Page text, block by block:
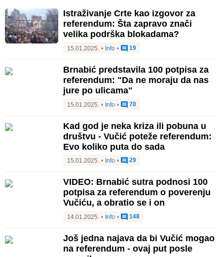
Istraživanje Crte kao izgovor za
referendum: Šta zapravo znači
velika podrška blokadama?
15.01.2025. • Info • 19
Brnabić predstavila 100 potpisa za
referendum: "Da ne moraju da nas
jure po ulicama"
15.01.2025. • Info • 70
Kad god je neka kriza ili pobuna u
društvu - Vučić poteže referendum:
Evo koliko puta do sada
15.01.2025. • Info • 29
VIDEO: Brnabić sutra podnosi 100
potpisa za referendum o poverenju
Vučiću, a obratio se i on
14.01.2025. • Info • 148
Još jedna najava da bi Vučić mogao
na referendum - ovaj put posle